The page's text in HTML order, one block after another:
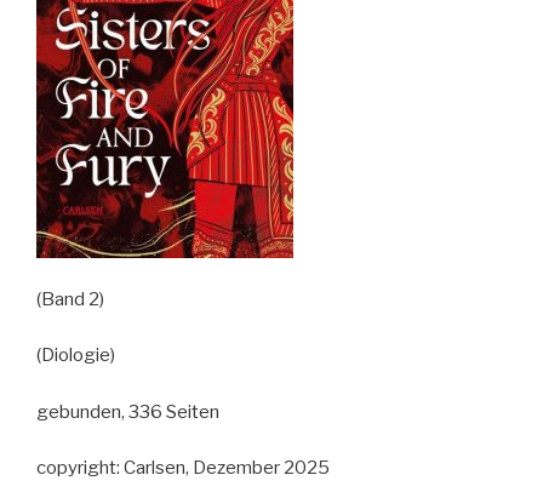
(Band 2)
(Diologie)
gebunden, 336 Seiten
copyright: Carlsen, Dezember 2025